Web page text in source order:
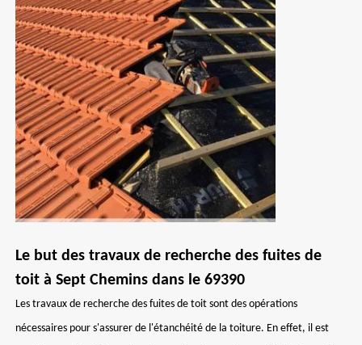
Le but des travaux de recherche des fuites de
toit à Sept Chemins dans le 69390
Les travaux de recherche des fuites de toit sont des opérations
nécessaires pour s'assurer de l'étanchéité de la toiture. En effet, il est